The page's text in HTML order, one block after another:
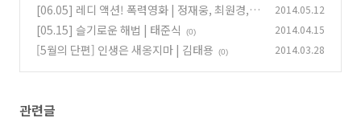
[06.05] 레디 액션! 폭력영화 | 정재웅, 최원경,
김도경
(0)
2014.05.12
[05.15] 슬기로운 해법 | 태준식 (0) 2014.04.15
[5월의 단편] 인생은 새옹지마 | 김태용 (0) 2014.03.28
관련글